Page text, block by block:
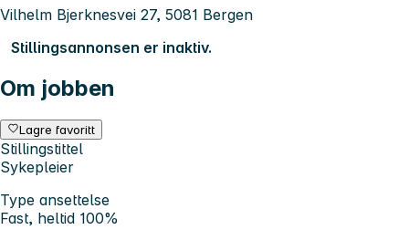
Vilhelm Bjerknesvei 27, 5081 Bergen
Stillingsannonsen er inaktiv.
Om jobben
Lagre favoritt
Stillingstittel
Sykepleier
Type ansettelse
Fast, heltid 100%